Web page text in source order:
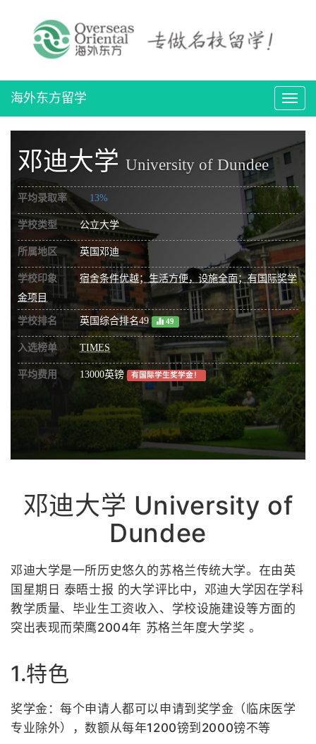
导
航
换
海外东方留学
邓迪大学 University of Dundee
平均录取率 13%
学校类型 公立大学
所属地区 英国邓迪
学校印象
宿舍条件优越；生活方便，设施全面；有国际奖学
金项目
学校排名 英国综合排名49 49
入选榜单 TIMES
平均费用 13000英镑 有国际学生奖学金！
邓迪大学 University of
Dundee
邓迪大学是一所历史悠久的苏格兰传统大学。在由英
国星期日 泰晤士报 的大学评比中，邓迪大学因在学科
教学质量、毕业生工资收入、学校设施建设等方面的
突出表现而荣鹰2004年 苏格兰年度大学奖 。
1.特色
奖学金：每个申请人都可以申请到奖学金（临床医学
专业除外），数额从每年1200镑到2000镑不等